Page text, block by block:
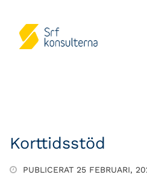
Korttidsstöd
PUBLICERAT 25 FEBRUARI,